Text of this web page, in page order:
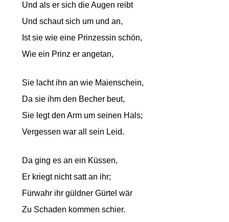
Und als er sich die Augen reibt
Und schaut sich um und an,
Ist sie wie eine Prinzessin schön,
Wie ein Prinz er angetan,
Sie lacht ihn an wie Maienschein,
Da sie ihm den Becher beut,
Sie legt den Arm um seinen Hals;
Vergessen war all sein Leid.
Da ging es an ein Küssen,
Er kriegt nicht satt an ihr;
Fürwahr ihr güldner Gürtel wär
Zu Schaden kommen schier.